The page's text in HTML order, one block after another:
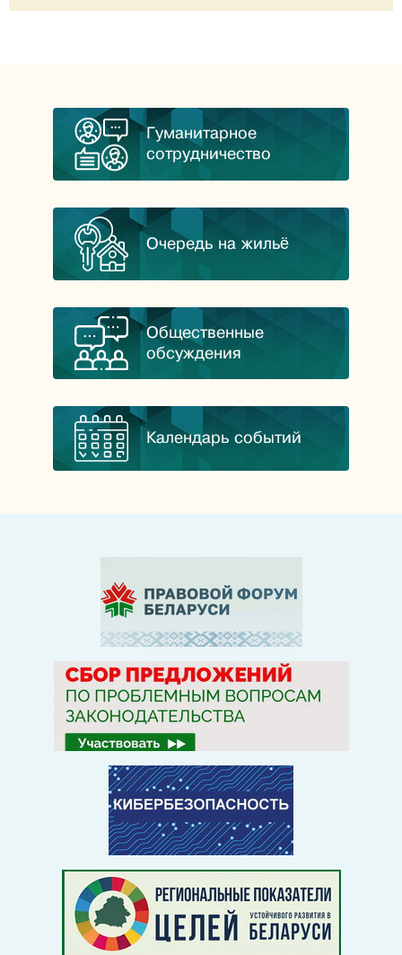
Гуманитарное
сотрудничество
Очередь на жильё
Общественные
обсуждения
Календарь событий